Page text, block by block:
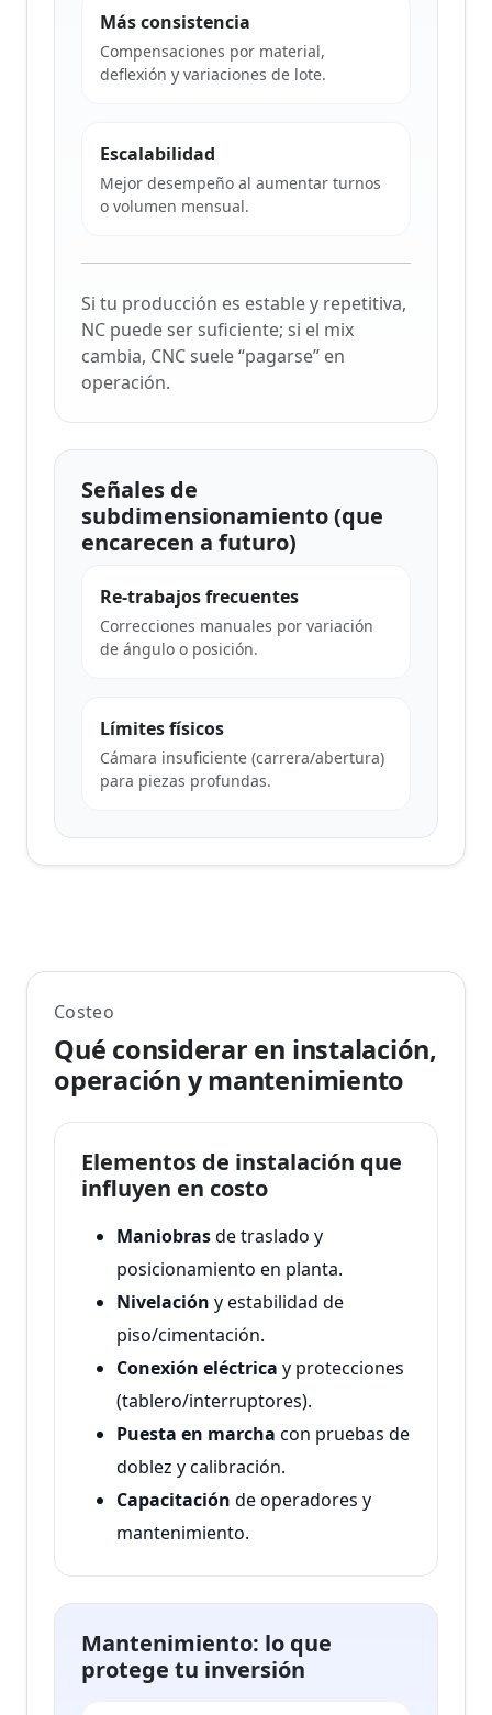
Más consistencia
Compensaciones por material,
deflexión y variaciones de lote.
Escalabilidad
Mejor desempeño al aumentar turnos
o volumen mensual.
Si tu producción es estable y repetitiva,
NC puede ser suficiente; si el mix
cambia, CNC suele “pagarse” en
operación.
Señales de
subdimensionamiento (que
encarecen a futuro)
Re-trabajos frecuentes
Correcciones manuales por variación
de ángulo o posición.
Límites físicos
Cámara insuficiente (carrera/abertura)
para piezas profundas.
Costeo
Qué considerar en instalación,
operación y mantenimiento
Elementos de instalación que
influyen en costo
Maniobrasde traslado y
posicionamiento en planta.
Nivelación y estabilidad de
piso/cimentación.
Conexión eléctrica y protecciones
(tablero/interruptores).
Puesta en marcha con pruebas de
doblez y calibración.
Capacitación de operadores y
mantenimiento.
Mantenimiento: lo que
protege tu inversión